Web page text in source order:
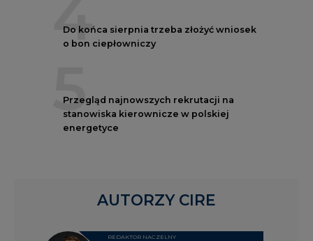
4
Do końca sierpnia trzeba złożyć wniosek
o bon ciepłowniczy
5
Przegląd najnowszych rekrutacji na
stanowiska kierownicze w polskiej
energetyce
REDAKTOR NACZELNY
AUTORZY CIRE